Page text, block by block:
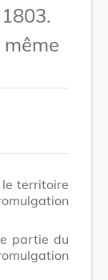
territoire
partie du